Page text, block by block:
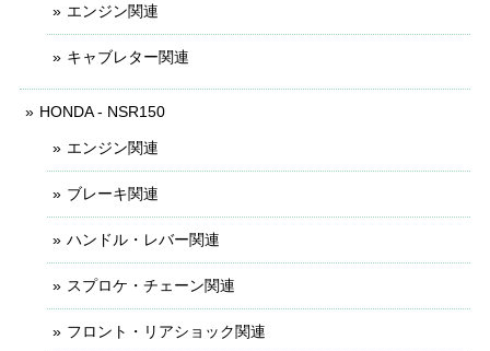
エンジン関連
キャブレター関連
HONDA - NSR150
エンジン関連
ブレーキ関連
ハンドル・レバー関連
スプロケ・チェーン関連
フロント・リアショック関連